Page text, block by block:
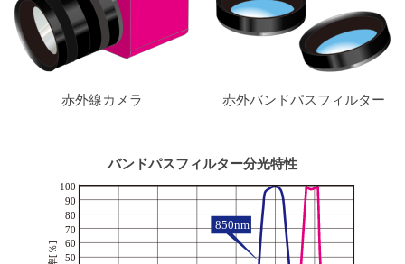
赤外線カメラ 赤外バンドパスフィルター
バンドパスフィルター分光特性